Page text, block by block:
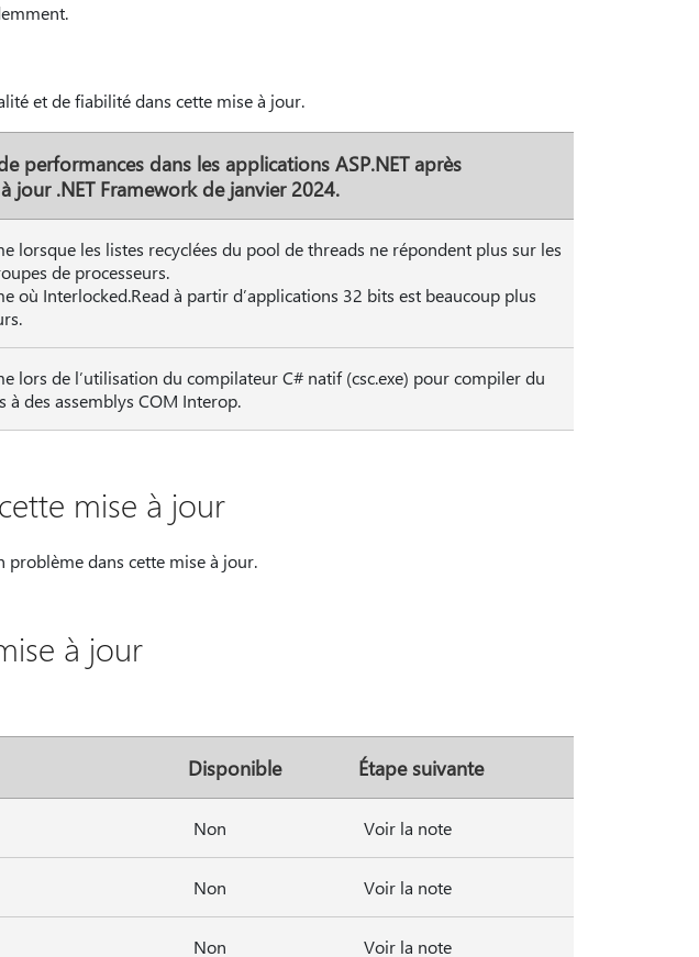
et de fiabilité dans cette mise à jour.
performances dans les applications ASP.NET après
jour .NET Framework de janvier 2024.
lorsque les listes recyclées du pool de threads ne répondent plus sur les
de processeurs.
où Interlocked.Read à partir d’applications 32 bits est beaucoup plus
lors de l’utilisation du compilateur C# natif (csc.exe) pour compiler du
à des assemblys COM Interop.
mise à jour
problème dans cette mise à jour.
à jour
Disponible Étape suivante
Non Voir la note
Non Voir la note
Non Voir la note